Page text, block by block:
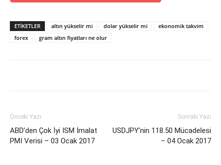
ETİKETLER altın yükselir mi dolar yükselir mi
ekonomik takvim
forex
gram altın fiyatları ne olur
Önceki Yazı
ABD’den Çok İyi ISM İmalat
PMI Verisi – 03 Ocak 2017
Sonraki Yazı
USDJPY’nin 118.50 Mücadelesi
– 04 Ocak 2017